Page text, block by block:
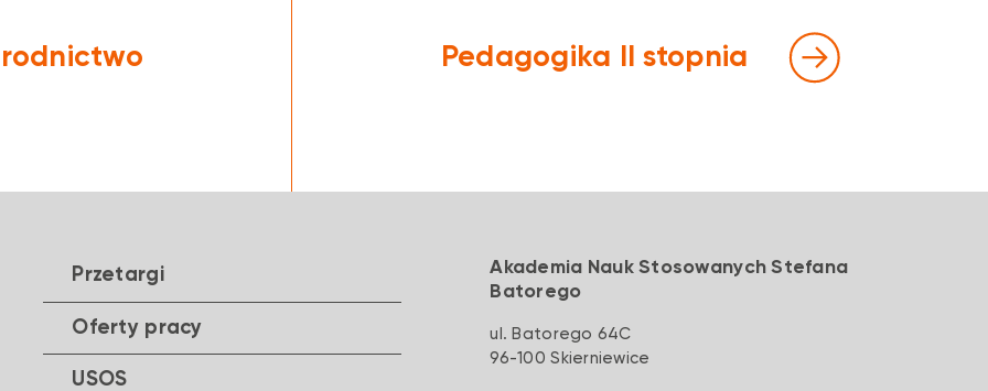
Pedagogika II stopnia
Przetargi
Oferty pracy
USOS
Akademia Nauk Stosowanych Stefana
Batorego
ul. Batorego 64C
96-100 Skierniewice